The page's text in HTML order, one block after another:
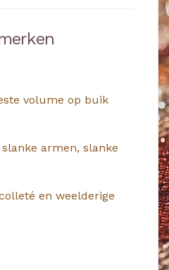
volume op buik
armen, slanke
en weelderige